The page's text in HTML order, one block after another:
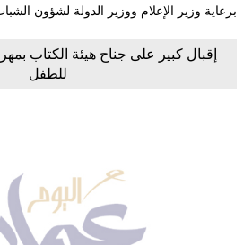
برعاية وزير الإعلام ووزير الدولة لشؤون
إقبال كبير على جناح هيئة الكتاب
للطفل